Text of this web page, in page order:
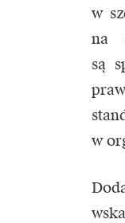
w
na
są
w